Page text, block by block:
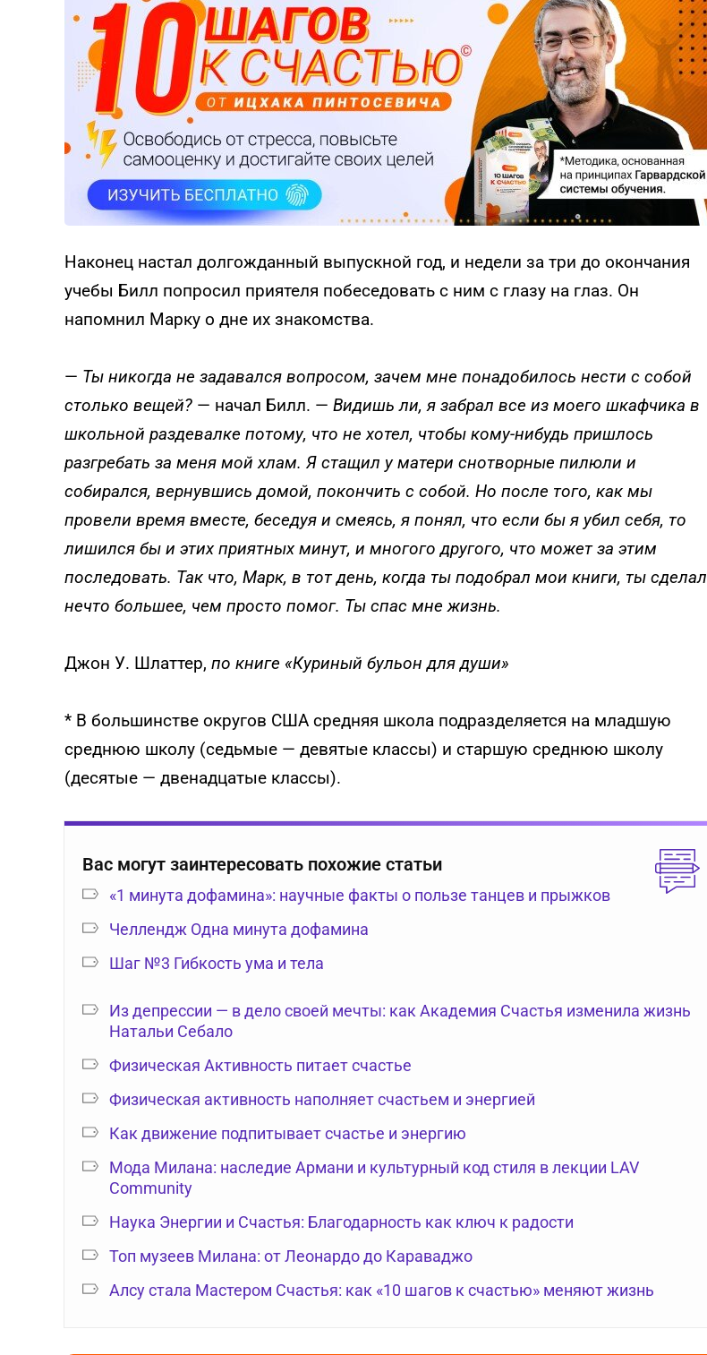
Наконец настал долгожданный выпускной год, и недели за три до окончания
учебы Билл попросил приятеля побеседовать с ним с глазу на глаз. Он
напомнил Марку о дне их знакомства.
— Ты никогда не задавался вопросом, зачем мне понадобилось нести с собой
столько вещей? — начал Билл. — Видишь ли, я забрал все из моего шкафчика в
школьной раздевалке потому, что не хотел, чтобы кому-нибудь пришлось
разгребать за меня мой хлам. Я стащил у матери снотворные пилюли и
собирался, вернувшись домой, покончить с собой. Но после того, как мы
провели время вместе, беседуя и смеясь, я понял, что если бы я убил себя, то
лишился бы и этих приятных минут, и многого другого, что может за этим
последовать. Так что, Марк, в тот день, когда ты подобрал мои книги, ты сделал
нечто большее, чем просто помог. Ты спас мне жизнь.
Джон У. Шлаттер, по книге «Куриный бульон для души»
* В большинстве округов США средняя школа подразделяется на младшую
среднюю школу (седьмые — девятые классы) и старшую среднюю школу
(десятые — двенадцатые классы).
Вас могут заинтересовать похожие статьи
«1 минута дофамина»: научные факты о пользе танцев и прыжков
Челлендж Одна минута дофамина
Шаг №3 Гибкость ума и тела
Из депрессии — в дело своей мечты: как Академия Счастья изменила жизнь
Натальи Себало
Физическая Активность питает счастье
Физическая активность наполняет счастьем и энергией
Как движение подпитывает счастье и энергию
Мода Милана: наследие Армани и культурный код стиля в лекции LAV
Community
Наука Энергии и Счастья: Благодарность как ключ к радости
Топ музеев Милана: от Леонардо до Караваджо
Алсу стала Мастером Счастья: как «10 шагов к счастью» меняют жизнь